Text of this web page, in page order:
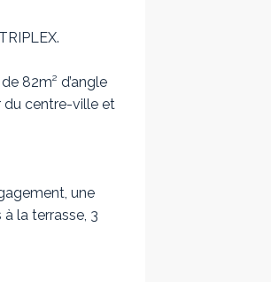
82m² d’angle
du centre-ville et
une
la terrasse, 3